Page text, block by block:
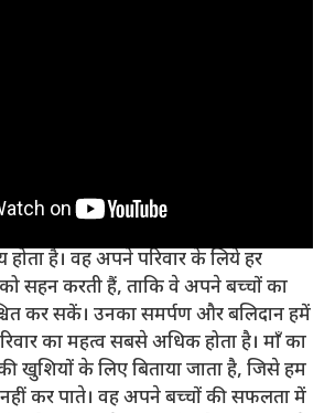
होता है। वह अपने परिवार के लिये हर
सहन करती हैं, ताकि वे अपने बच्चों का
कर सकें। उनका समर्पण और बलिदान हमें
का महत्व सबसे अधिक होता है। माँ का
खुशियों के लिए बिताया जाता है, जिसे हम
कर पाते। वह अपने बच्चों की सफलता में